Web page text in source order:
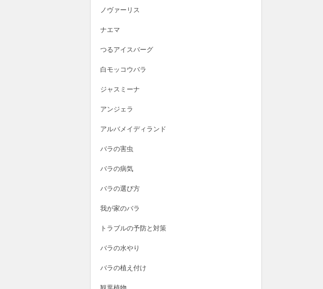
ノヴァーリス
ナエマ
つるアイスバーグ
白モッコウバラ
ジャスミーナ
アンジェラ
アルバメイディランド
バラの害虫
バラの病気
バラの選び方
我が家のバラ
トラブルの予防と対策
バラの水やり
バラの植え付け